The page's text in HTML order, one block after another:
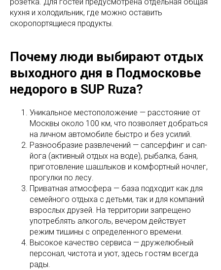
кухня и холодильник, где можно оставить
скоропортящиеся продукты.
Почему люди выбирают отдых
выходного дня в Подмосковье
недорого в SUP Ruza?
Уникальное местоположение — расстояние от
Москвы около 100 км, что позволяет добраться
на личном автомобиле быстро и без усилий.
Разнообразие развлечений — сапсерфинг и сап-
йога (активный отдых на воде), рыбалка, баня,
приготовление шашлыков и комфортный ночлег,
прогулки по лесу.
Приватная атмосфера — база подходит как для
семейного отдыха с детьми, так и для компаний
взрослых друзей. На территории запрещено
употреблять алкоголь, вечером действует
режим тишины с определенного времени.
Высокое качество сервиса — дружелюбный
персонал, чистота и уют, здесь гостям всегда
рады.